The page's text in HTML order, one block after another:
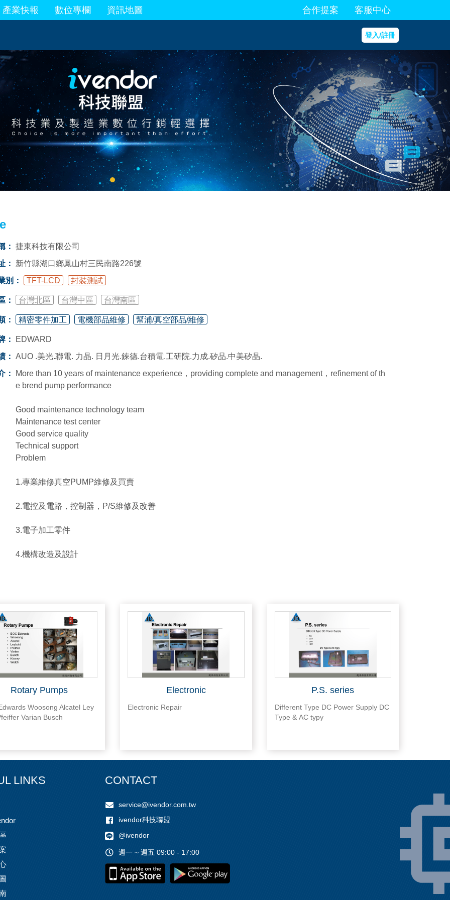
產業快報 數位專欄 資訊地圖 合作提案 客服中心
登入/註冊
： 捷東科技有限公司
：
新竹縣湖口鄉鳳山村三民南路226號
別：
TFT-LCD 封裝測試
： 台灣北區 台灣中區 台灣南區
： 精密零件加工 電機部品維修 幫浦/真空部品/維修
：
EDWARD
： AUO .美光.聯電. 力晶. 日月光.錸德.台積電.工研院.力成.矽品.中美矽晶.
：
More than 10 years of maintenance experience，providing complete and management，refinement of th
e brend pump performance
Good maintenance technology team
Maintenance test center
Good service quality
Technical support
Problem
1.專業維修真空PUMP維修及買賣
2.電控及電路，控制器，P/S維修及改善
3.電子加工零件
4.機構改造及設計
Rotary Pumps
Woosong Alcatel Ley
Varian Busch
Electronic
Electronic Repair
P.S. series
Different Type DC Power Supply DC
Type & AC typy
LINKS CONTACT
service@ivendor.com.tw
ivendor科技聯盟
@ivendor
週一 ~ 週五 09:00 - 17:00